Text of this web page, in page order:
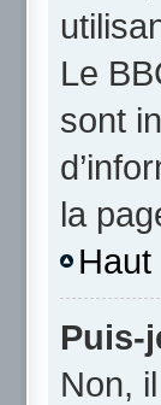
Le
sont
la
Haut
Puis-
Non,